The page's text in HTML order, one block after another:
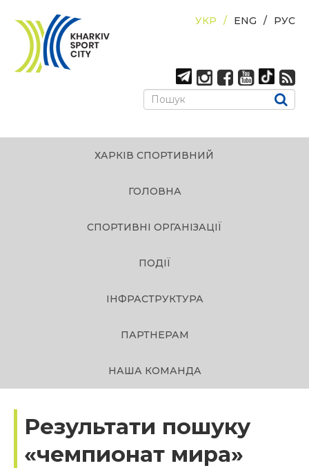
РУС
ENG
УКР
ХАРКІВ СПОРТИВНИЙ
ГОЛОВНА
СПОРТИВНІ ОРГАНІЗАЦІЇ
ПОДІЇ
ІНФРАСТРУКТУРА
ПАРТНЕРАМ
НАША КОМАНДА
Результати пошуку
«чемпионат мира»